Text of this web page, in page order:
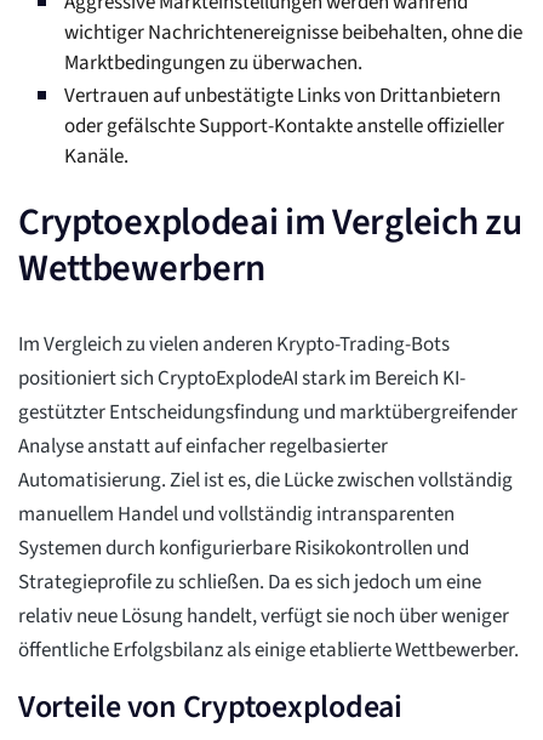
wichtiger Nachrichtenereignisse beibehalten, ohne die
Marktbedingungen zu überwachen.
Vertrauen auf unbestätigte Links von Drittanbietern
oder gefälschte Support-Kontakte anstelle offizieller
Kanäle.
Cryptoexplodeai im Vergleich zu
Wettbewerbern
Im Vergleich zu vielen anderen Krypto-Trading-Bots
positioniert sich CryptoExplodeAI stark im Bereich KI-
gestützter Entscheidungsfindung und marktübergreifender
Analyse anstatt auf einfacher regelbasierter
Automatisierung. Ziel ist es, die Lücke zwischen vollständig
manuellem Handel und vollständig intransparenten
Systemen durch konfigurierbare Risikokontrollen und
Strategieprofile zu schließen. Da es sich jedoch um eine
relativ neue Lösung handelt, verfügt sie noch über weniger
öffentliche Erfolgsbilanz als einige etablierte Wettbewerber.
Vorteile von Cryptoexplodeai